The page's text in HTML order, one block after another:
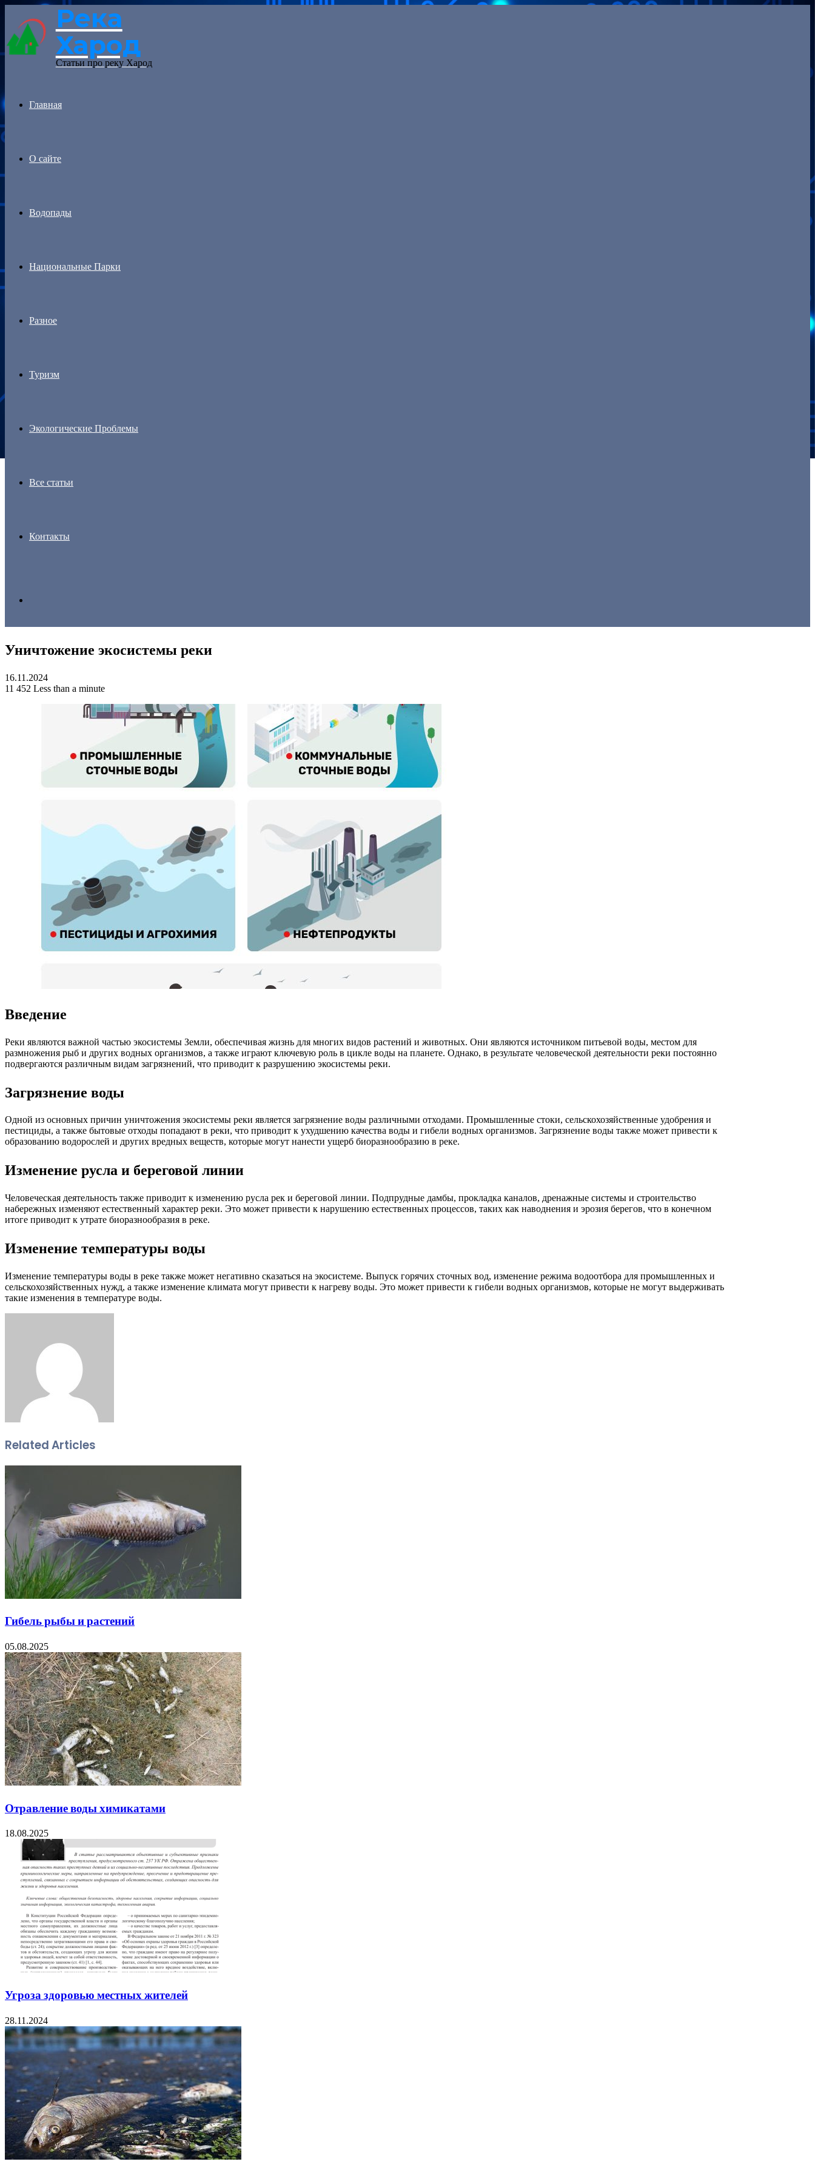
Menu
Река
Харод
Статьи про реку Харод
Главная
О сайте
Водопады
Национальные Парки
Разное
Туризм
Экологические Проблемы
Все статьи
Контакты
for
Уничтожение экосистемы реки
16.11.2024
11 452 Less than a minute
Введение
Реки являются важной частью экосистемы Земли, обеспечивая жизнь для многих видов растений и животных. Они являются источником питьевой воды, местом для
размножения рыб и других водных организмов, а также играют ключевую роль в цикле воды на планете. Однако, в результате человеческой деятельности реки постоянно
подвергаются различным видам загрязнений, что приводит к разрушению экосистемы реки.
Загрязнение воды
Одной из основных причин уничтожения экосистемы реки является загрязнение воды различными отходами. Промышленные стоки, сельскохозяйственные удобрения и
пестициды, а также бытовые отходы попадают в реки, что приводит к ухудшению качества воды и гибели водных организмов. Загрязнение воды также может привести к
образованию водорослей и других вредных веществ, которые могут нанести ущерб биоразнообразию в реке.
Изменение русла и береговой линии
Человеческая деятельность также приводит к изменению русла рек и береговой линии. Подпрудные дамбы, прокладка каналов, дренажные системы и строительство
набережных изменяют естественный характер реки. Это может привести к нарушению естественных процессов, таких как наводнения и эрозия берегов, что в конечном
итоге приводит к утрате биоразнообразия в реке.
Изменение температуры воды
Изменение температуры воды в реке также может негативно сказаться на экосистеме. Выпуск горячих сточных вод, изменение режима водоотбора для промышленных и
сельскохозяйственных нужд, а также изменение климата могут привести к нагреву воды. Это может привести к гибели водных организмов, которые не могут выдерживать
такие изменения в температуре воды.
Related Articles
Гибель рыбы и растений
05.08.2025
Отравление воды химикатами
18.08.2025
Угроза здоровью местных жителей
28.11.2024